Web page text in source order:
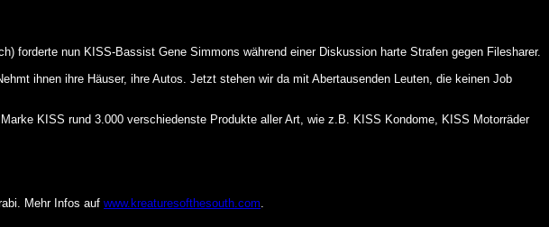
forderte nun KISS-Bassist Gene Simmons während einer Diskussion harte Strafen gegen Filesharer.
ihnen ihre Häuser, ihre Autos. Jetzt stehen wir da mit Abertausenden Leuten, die keinen Job
KISS rund 3.000 verschiedenste Produkte aller Art, wie z.B. KISS Kondome, KISS Motorräder
Mehr Infos auf www.kreaturesofthesouth.com.